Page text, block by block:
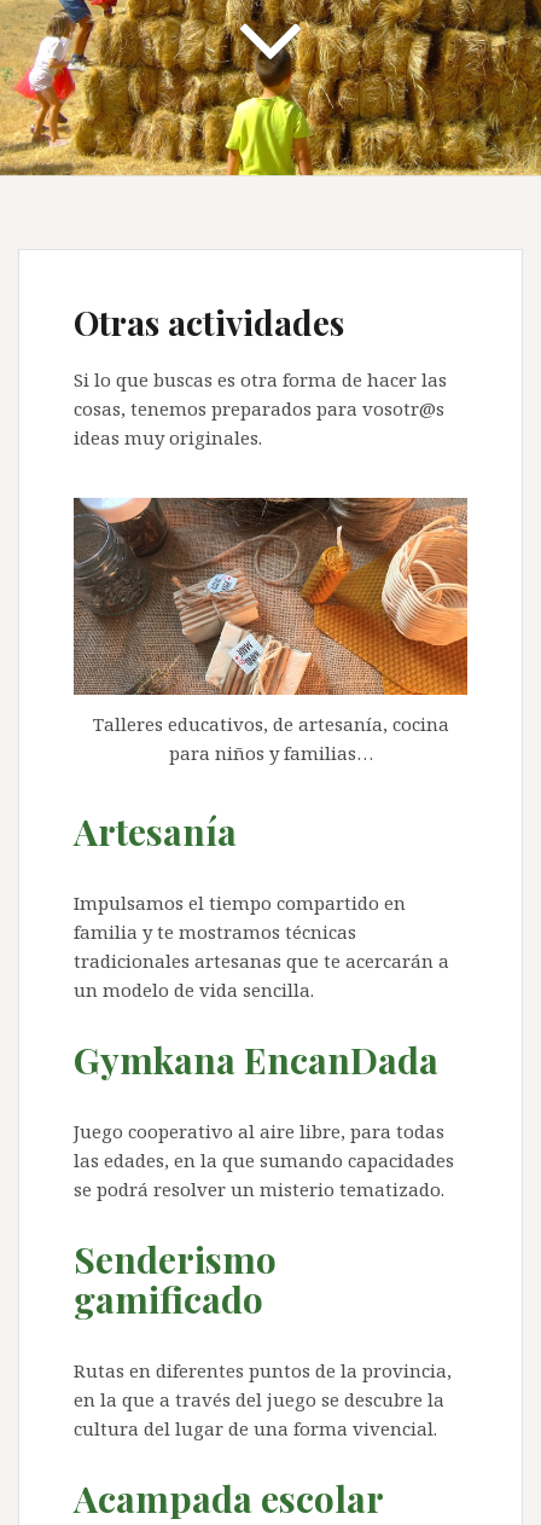
Otras actividades
Si lo que buscas es otra forma de hacer las
cosas, tenemos preparados para vosotr@s
ideas muy originales.
Talleres educativos, de artesanía, cocina
para niños y familias…
Artesanía
Impulsamos el tiempo compartido en
familia y te mostramos técnicas
tradicionales artesanas que te acercarán a
un modelo de vida sencilla.
Gymkana EncanDada
Juego cooperativo al aire libre, para todas
las edades, en la que sumando capacidades
se podrá resolver un misterio tematizado.
Senderismo
gamificado
Rutas en diferentes puntos de la provincia,
en la que a través del juego se descubre la
cultura del lugar de una forma vivencial.
Acampada escolar